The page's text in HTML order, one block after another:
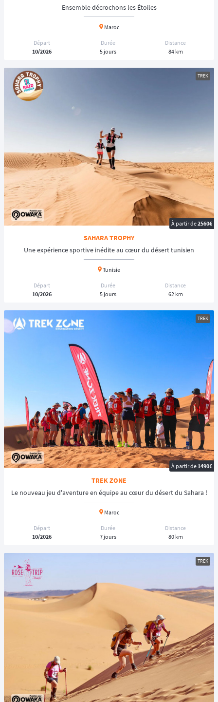
Ensemble décrochons les Étoiles
Maroc
Départ
10/2026
Durée
5 jours
Distance
84 km
TREK
À partir de2560€
SAHARA TROPHY
Une expérience sportive inédite au cœur du désert tunisien
Tunisie
Départ
10/2026
Durée
5 jours
Distance
62 km
TREK
À partir de 1490€
TREK ZONE
Le nouveau jeu d'aventure en équipe au cœur du désert du Sahara !
Maroc
Départ
10/2026
Durée
7 jours
Distance
80 km
TREK